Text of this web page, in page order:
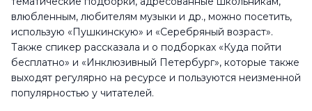
влюбленным, любителям музыки и др., можно посетить,
использую «Пушкинскую» и «Серебряный возраст».
Также спикер рассказала и о подборках «Куда пойти
бесплатно» и «Инклюзивный Петербург», которые также
выходят регулярно на ресурсе и пользуются неизменной
популярностью у читателей.